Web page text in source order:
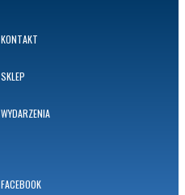
KONTAKT
SKLEP
WYDARZENIA
FACEBOOK